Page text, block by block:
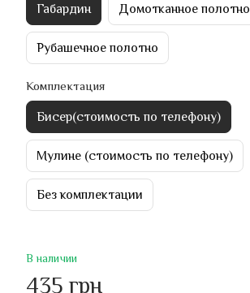
Габардин Домотканное полотно
Рубашечное полотно
Комплектация
Бисер(стоимость по телефону)
Мулине (стоимость по телефону)
Без комплектации
В наличии
435 грн